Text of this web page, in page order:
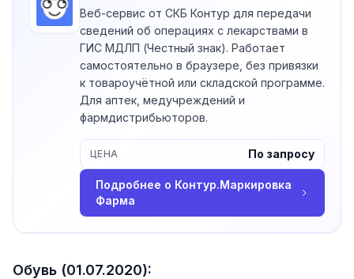
Веб-сервис от СКБ Контур для передачи
сведений об операциях с лекарствами в
ГИС МДЛП (Честный знак). Работает
самостоятельно в браузере, без привязки
к товароучётной или складской программе.
Для аптек, медучреждений и
фармдистрибьюторов.
Подробнее о Контур.Маркировка
Фарма
ЦЕНА По запросу
Обувь (01.07.2020):